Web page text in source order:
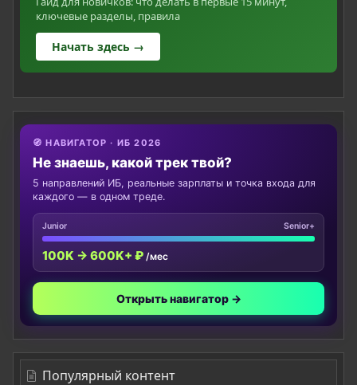
ключевые разделы, правила
Начать здесь →
🧭 НАВИГАТОР · ИБ 2026
Не знаешь, какой трек твой?
5 направлений ИБ, реальные зарплаты и точка входа для
каждого — в одном треде.
Junior Senior+
100K → 600K+ ₽ /мес
Открыть навигатор →
Популярный контент